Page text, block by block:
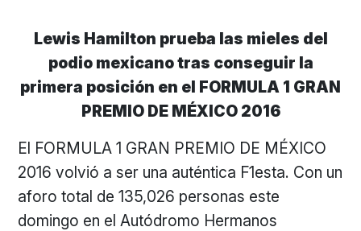
Lewis Hamilton prueba las mieles del
podio mexicano tras conseguir la
primera posición en el FORMULA 1 GRAN
PREMIO DE MÉXICO 2016
El FORMULA 1 GRAN PREMIO DE MÉXICO
2016 volvió a ser una auténtica F1esta. Con un
aforo total de 135,026 personas este
domingo en el Autódromo Hermanos